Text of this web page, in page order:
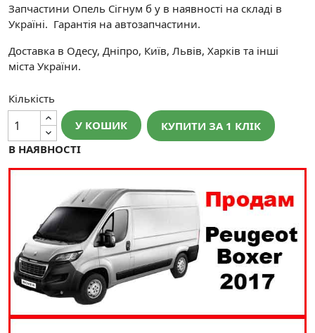
Запчастини Опель Сігнум б у в наявності на складі в
Україні. Гарантія на автозапчастини.
Доставка в Одесу, Дніпро, Київ, Львів, Харків та інші
міста України.
Кількість
У КОШИК
КУПИТИ ЗА 1 КЛIК
В НАЯВНОСТІ